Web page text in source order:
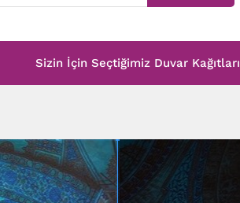
Sizin İçin Seçtiğimiz Duvar Kağıtları